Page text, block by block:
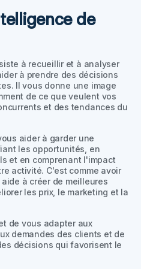
de
à recueillir et à analyser
à prendre des décisions
Il vous donne une image
de ce que veulent vos
et des tendances du
aider à garder une
les opportunités, en
et en comprenant l'impact
activité. C'est comme avoir
à créer de meilleures
les prix, le marketing et la
de vous adapter aux
demandes des clients et de
décisions qui favorisent le